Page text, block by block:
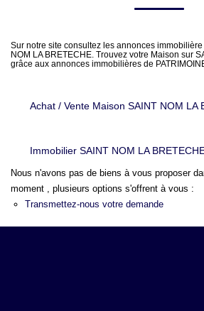
LOUER
Notre Équipe
Actualités
EN
Sur notre site consultez les annonces
NOM LA BRETECHE. Trouvez votre Maison sur
grâce aux annonces immobilières de
Achat / Vente Maison SAINT NOM LA
Immobilier SAINT NOM LA
Nous n'avons pas de biens à vous proposer
moment , plusieurs options s'offrent à vous :
Transmettez-nous votre demande